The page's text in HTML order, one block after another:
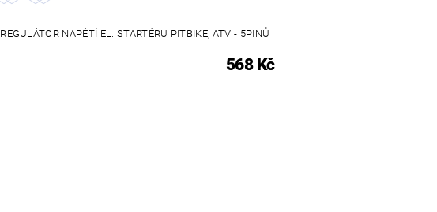
REGULÁTOR NAPĚTÍ EL. STARTÉRU PITBIKE, ATV - 5PINŮ
568 Kč